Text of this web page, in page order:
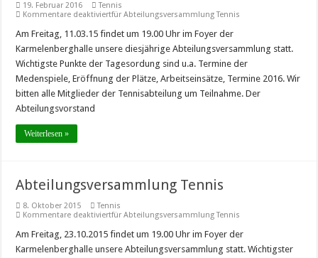
19. Februar 2016
Tennis
Kommentare deaktiviertfür Abteilungsversammlung Tennis
Am Freitag, 11.03.15 findet um 19.00 Uhr im Foyer der
Karmelenberghalle unsere diesjährige Abteilungsversammlung statt.
Wichtigste Punkte der Tagesordung sind u.a. Termine der
Medenspiele, Eröffnung der Plätze, Arbeitseinsätze, Termine 2016. Wir
bitten alle Mitglieder der Tennisabteilung um Teilnahme. Der
Abteilungsvorstand
Weiterlesen »
Abteilungsversammlung Tennis
8. Oktober 2015
Tennis
Kommentare deaktiviertfür Abteilungsversammlung Tennis
Am Freitag, 23.10.2015 findet um 19.00 Uhr im Foyer der
Karmelenberghalle unsere Abteilungsversammlung statt. Wichtigster